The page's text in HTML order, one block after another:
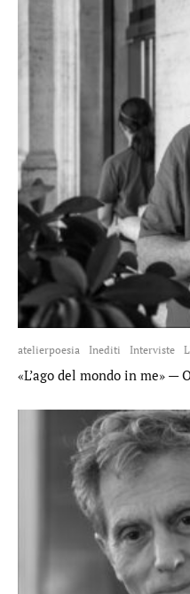
atelierpoesia Inediti Interviste
«L’ago del mondo in me»